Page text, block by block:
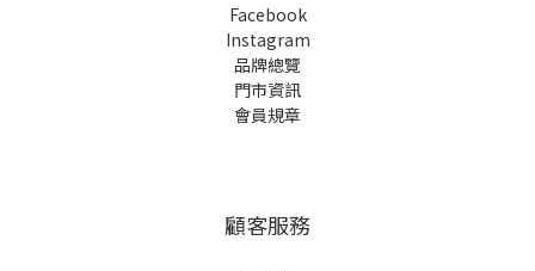
Facebook
Instagram
品牌總覽
門市資訊
會員規章
顧客服務